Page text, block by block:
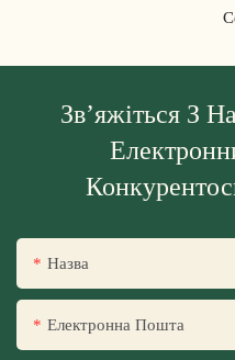
Зв’яжіться З
Назва
Електронна Пошта